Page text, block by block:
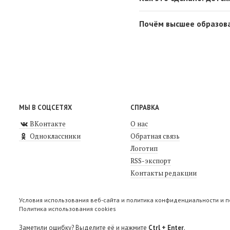
Почём высшее
МЫ В СОЦСЕТЯХ
ВКонтакте
Одноклассники
СПРАВКА
О нас
Обратная связь
Логотип
RSS-экспорт
Контакты редакции
Условия использования веб-сайта и политика конфиденциальности и
Политика использования cookies
Заметили ошибку? Выделите её и нажмите Ctrl + Enter.